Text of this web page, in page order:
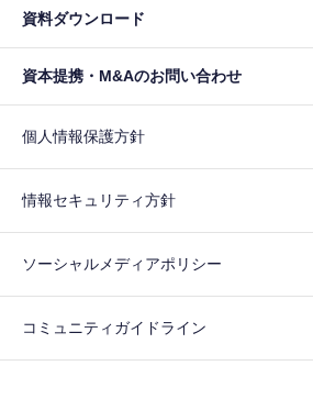
資料ダウンロード
資本提携・M&Aのお問い合わせ
個人情報保護方針
情報セキュリティ方針
ソーシャルメディアポリシー
コミュニティガイドライン